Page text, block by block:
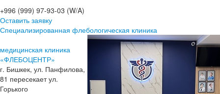
+996 (999) 97-93-03 (W/A)
Оставить заявку
Специализированная флебологическая клиника
медицинская клиника
«ФЛЕБОЦЕНТР»
г. Бишкек, ул. Панфилова,
81 пересекает ул.
Горького